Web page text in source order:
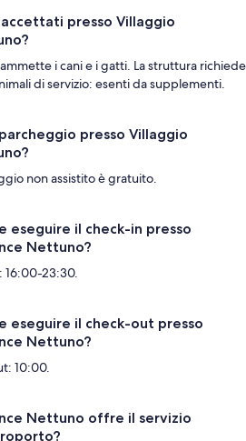
presso Villaggio
i cani e i gatti. La struttura richiede
di servizio: esenti da supplementi.
presso Villaggio
non assistito è gratuito.
eseguire il check-in presso
Nettuno?
16:00-23:30.
eseguire il check-out presso
Nettuno?
10:00.
Nettuno offre il servizio